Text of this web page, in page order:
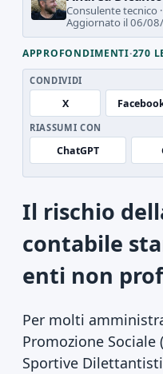
Consulente tecnico
Aggiornato il 06/
APPROFONDIMENTI·270
CONDIVIDI
X
RIASSUMI CON
ChatGPT
Il rischio
contabile
enti non
Per molti
Promozione Sociale
Sportive